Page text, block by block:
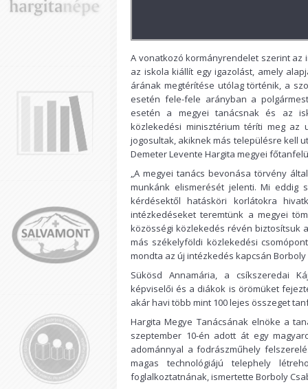
A vonatkozó kormányrendelet szerint
az iskola kiállít egy igazolást, amely
árának megtérítése utólag történik, a
esetén fele-fele arányban a
esetén a megyei tanácsnak és az
közlekedési minisztérium téríti meg az
jogosultak, akiknek más településre kell
Demeter Levente Hargita megyei
„A megyei tanács bevonása törvény
munkánk elismerését jelenti. Mi eddig
kérdésektől hatásköri korlátokra
intézkedéseket teremtünk a megyei
közösségi közlekedés révén biztosítsuk
más székelyföldi közlekedési
mondta az új intézkedés kapcsán
Sükösd Annamária, a csíkszeredai
képviselői és a diákok is örömüket
akár havi több mint 100 lejes összeget
Hargita Megye Tanácsának elnöke a
szeptember 10-én adott át egy
adománnyal a fodrászműhely
magas technológiájú telephely
foglalkoztatnának, ismertette Borboly